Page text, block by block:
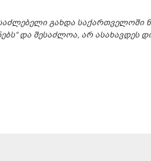
გახდა
და შესაძლოა, არ ასახავდეს